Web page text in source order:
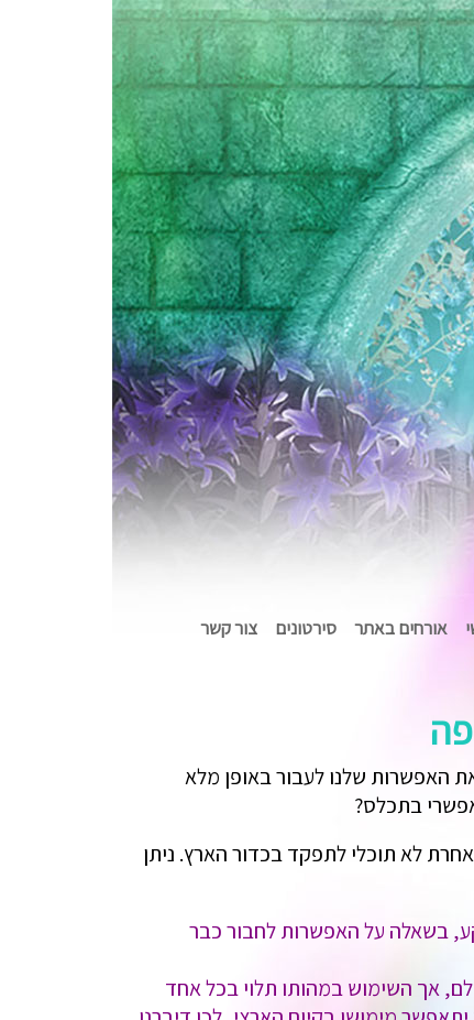
אורחים באתר סירטונים צור קשר
האפשרות שלנו לעבור באופן מלא
בתכלס?
לא תוכלי לתפקד בכדור הארץ. ניתן
בשאלה על האפשרות לחבור כבר
אך השימוש במהותו תלוי בכל אחד